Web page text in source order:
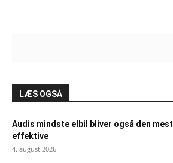
LÆS OGSÅ
Audis mindste elbil bliver også den mest
effektive
4. august 2026